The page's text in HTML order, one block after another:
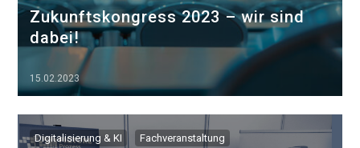
Zukunftskongress 2023 – wir sind
dabei!
15.02.2023
▷▷▷
Digitalisierung & KI Fachveranstaltung